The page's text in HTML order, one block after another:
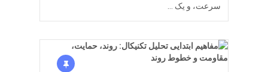
سرعت، و یک …